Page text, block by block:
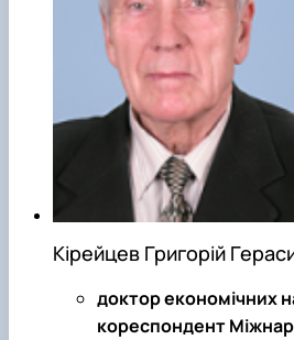
Кірейцев Григорій
доктор економічних
кореспондент